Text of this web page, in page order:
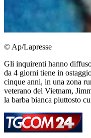
© Ap/Lapresse
Gli inquirenti hanno
da 4 giorni tiene in
cinque anni, in una zona
veterano del Vietnam,
la barba bianca piuttosto